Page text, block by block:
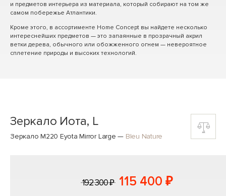
и предметов интерьера из материала, который собирают на том же
самом побережье Атлантики.
Кроме этого, в ассортименте Home Concept вы найдете несколько
интереснейших предметов — это запаянные в прозрачный акрил
ветки дерева, обычного или обожженного огнем — невероятное
сплетение природы и высоких технологий.
Зеркало Иота, L
Зеркало M220 Eyota Mirror Large — Bleu Nature
192 300 ₽ 115 400 ₽